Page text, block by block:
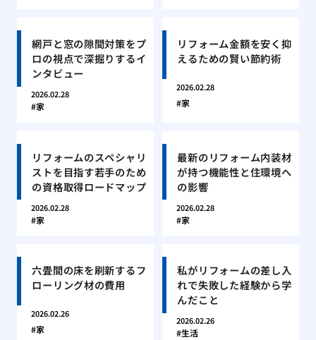
網戸と窓の隙間対策をプ
ロの視点で深掘りするイ
ンタビュー
2026.02.28
家
リフォーム金額を安く抑
えるための賢い節約術
2026.02.28
家
リフォームのスペシャリ
ストを目指す若手のため
の資格取得ロードマップ
2026.02.28
家
最新のリフォーム内装材
が持つ機能性と住環境へ
の影響
2026.02.28
家
六畳間の床を刷新するフ
ローリング材の費用
2026.02.26
家
私がリフォームの差し入
れで失敗した経験から学
んだこと
2026.02.26
生活